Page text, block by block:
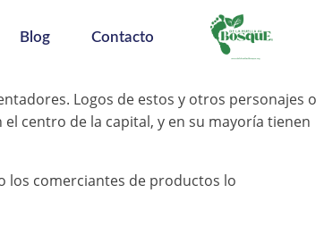
Blog Contacto
Logos de estos y otros personajes o
centro de la capital, y en su mayoría tienen
los comerciantes de productos lo